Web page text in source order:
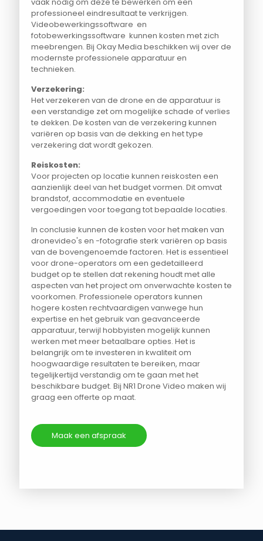
professioneel eindresultaat te verkrijgen.
Videobewerkingssoftware en
fotobewerkingssoftware kunnen kosten met zich
meebrengen. Bij Okay Media beschikken wij over de
modernste professionele apparatuur en
technieken.
Verzekering:
Het verzekeren van de drone en de apparatuur is
een verstandige zet om mogelijke schade of verlies
te dekken. De kosten van de verzekering kunnen
variëren op basis van de dekking en het type
verzekering dat wordt gekozen.
Reiskosten:
Voor projecten op locatie kunnen reiskosten een
aanzienlijk deel van het budget vormen. Dit omvat
brandstof, accommodatie en eventuele
vergoedingen voor toegang tot bepaalde locaties.
In conclusie kunnen de kosten voor het maken van
dronevideo's en -fotografie sterk variëren op basis
van de bovengenoemde factoren. Het is essentieel
voor drone-operators om een gedetailleerd
budget op te stellen dat rekening houdt met alle
aspecten van het project om onverwachte kosten te
voorkomen. Professionele operators kunnen
hogere kosten rechtvaardigen vanwege hun
expertise en het gebruik van geavanceerde
apparatuur, terwijl hobbyisten mogelijk kunnen
werken met meer betaalbare opties. Het is
belangrijk om te investeren in kwaliteit om
hoogwaardige resultaten te bereiken, maar
tegelijkertijd verstandig om te gaan met het
beschikbare budget. Bij NR1 Drone Video maken wij
graag een offerte op maat.
Maak een afspraak